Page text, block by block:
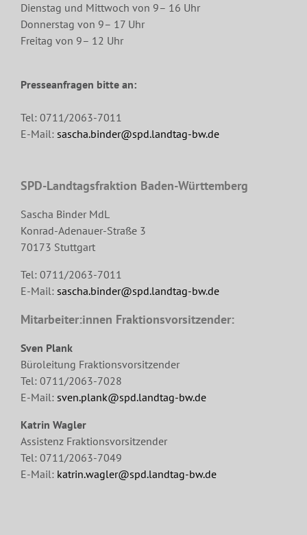
Dienstag und Mittwoch von 9– 16 Uhr
Donnerstag von 9– 17 Uhr
Freitag von 9– 12 Uhr
Presseanfragen bitte an:
Tel: 0711/2063-7011
E-Mail: sascha.binder@spd.landtag-bw.de
SPD-Landtagsfraktion Baden-Württemberg
Sascha Binder MdL
Konrad-Adenauer-Straße 3
70173 Stuttgart
Tel: 0711/2063-7011
E-Mail: sascha.binder@spd.landtag-bw.de
Mitarbeiter:innen Fraktionsvorsitzender:
Sven Plank
Büroleitung Fraktionsvorsitzender
Tel: 0711/2063-7028
E-Mail: sven.plank@spd.landtag-bw.de
Katrin Wagler
Assistenz Fraktionsvorsitzender
Tel: 0711/2063-7049
E-Mail: katrin.wagler@spd.landtag-bw.de